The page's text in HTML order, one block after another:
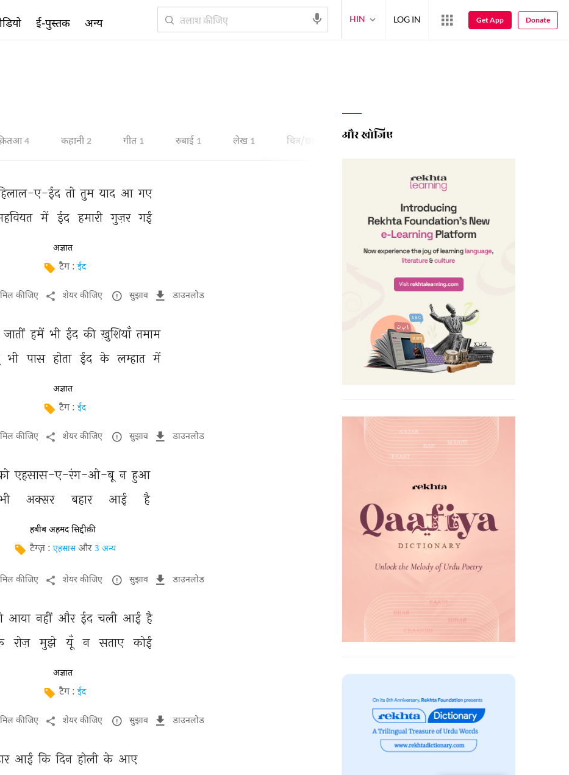
4 कहानी 2 गीत 1 रुबाई 1 लेख 1 चित्र/छाया शायरी 1
ए-ईद तो तुम याद आ गए
में ईद हमारी गुज़र गई
अज्ञात
टैग : ईद
कीजिए शेयर कीजिए सुझाव डाउनलोड
जातीं हमें भी ईद की ख़ुशियाँ तमाम
भी पास होता ईद के लम्हात में
अज्ञात
टैग : ईद
कीजिए शेयर कीजिए सुझाव डाउनलोड
एहसास-ए-रंग-ओ-बू न हुआ
अक्सर बहार आई है
हबीब अहमद सिद्दीक़ी
टैग्ज़ : एहसास और 3 अन्य
कीजिए शेयर कीजिए सुझाव डाउनलोड
आया नहीं और ईद चली आई है
रोज़ मुझे यूँ न सताए कोई
अज्ञात
टैग : ईद
कीजिए शेयर कीजिए सुझाव डाउनलोड
आई कि दिन होली के आए
और खोजिए
ई-पुस्तक अन्य HIN LOG IN Get App Donate